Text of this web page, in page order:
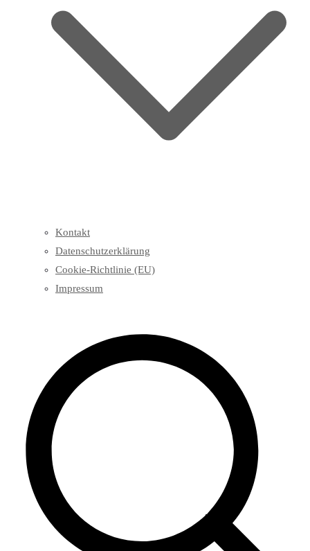
Kontakt
Datenschutzerklärung
Cookie-Richtlinie (EU)
Impressum